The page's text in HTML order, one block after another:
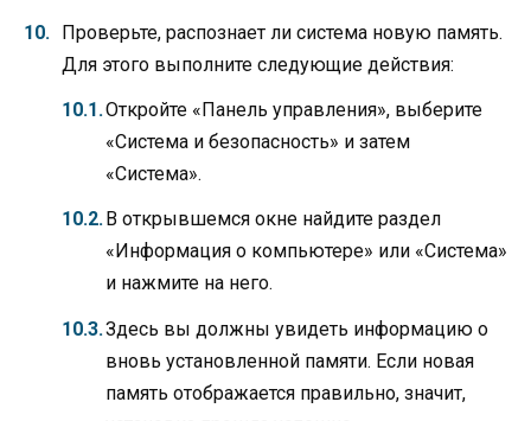
Проверьте, распознает ли система новую память.
Для этого выполните следующие действия:
Откройте «Панель управления», выберите
«Система и безопасность» и затем
«Система».
В открывшемся окне найдите раздел
«Информация о компьютере» или «Система»
и нажмите на него.
Здесь вы должны увидеть информацию о
вновь установленной памяти. Если новая
память отображается правильно, значит,